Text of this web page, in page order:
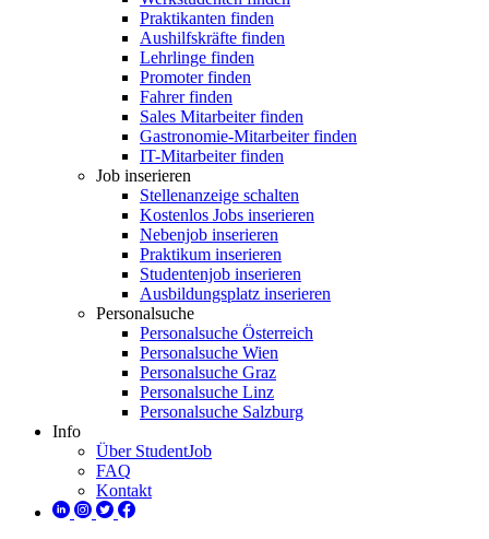
Praktikanten finden
Aushilfskräfte finden
Lehrlinge finden
Promoter finden
Fahrer finden
Sales Mitarbeiter finden
Gastronomie-Mitarbeiter finden
IT-Mitarbeiter finden
Job inserieren
Stellenanzeige schalten
Kostenlos Jobs inserieren
Nebenjob inserieren
Praktikum inserieren
Studentenjob inserieren
Ausbildungsplatz inserieren
Personalsuche
Personalsuche Österreich
Personalsuche Wien
Personalsuche Graz
Personalsuche Linz
Personalsuche Salzburg
Info
Über StudentJob
FAQ
Kontakt